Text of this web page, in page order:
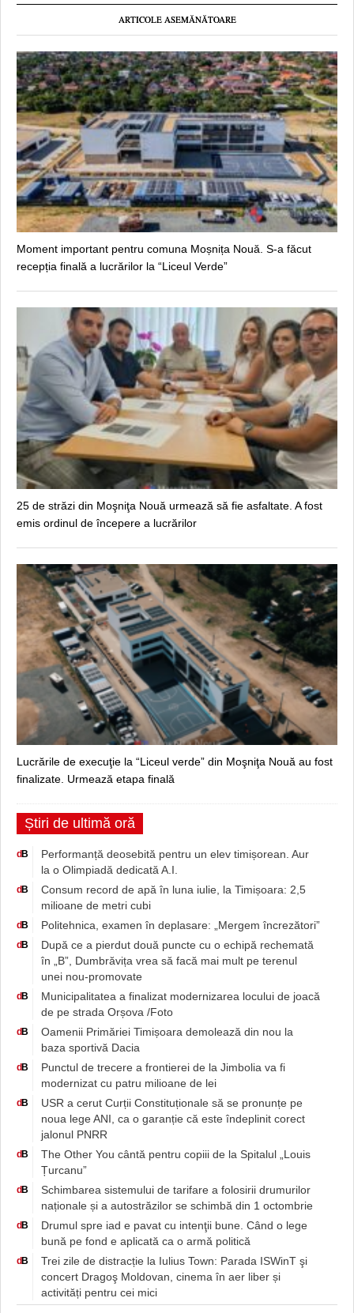
ARTICOLE ASEMĂNĂTOARE
Moment important pentru comuna Moșnița Nouă. S-a făcut
recepția finală a lucrărilor la “Liceul Verde”
25 de străzi din Moşniţa Nouă urmează să fie asfaltate. A fost
emis ordinul de începere a lucrărilor
Lucrările de execuţie la “Liceul verde” din Moşniţa Nouă au fost
finalizate. Urmează etapa finală
Știri de ultimă oră
d B
Performanță deosebită pentru un elev timișorean. Aur
la o Olimpiadă dedicată A.I.
d B
Consum record de apă în luna iulie, la Timișoara: 2,5
milioane de metri cubi
d B Politehnica, examen în deplasare: „Mergem încrezători”
d B
După ce a pierdut două puncte cu o echipă rechemată
în „B”, Dumbrăvița vrea să facă mai mult pe terenul
unei nou-promovate
d B
Municipalitatea a finalizat modernizarea locului de joacă
de pe strada Orșova /Foto
d B
Oamenii Primăriei Timișoara demolează din nou la
baza sportivă Dacia
d B
Punctul de trecere a frontierei de la Jimbolia va fi
modernizat cu patru milioane de lei
d B
USR a cerut Curții Constituționale să se pronunțe pe
noua lege ANI, ca o garanție că este îndeplinit corect
jalonul PNRR
d B
The Other You cântă pentru copiii de la Spitalul „Louis
Țurcanu”
d B
Schimbarea sistemului de tarifare a folosirii drumurilor
naționale și a autostrăzilor se schimbă din 1 octombrie
d B
Drumul spre iad e pavat cu intenţii bune. Când o lege
bună pe fond e aplicată ca o armă politică
d B
Trei zile de distracție la Iulius Town: Parada ISWinT şi
concert Dragoş Moldovan, cinema în aer liber și
activități pentru cei mici